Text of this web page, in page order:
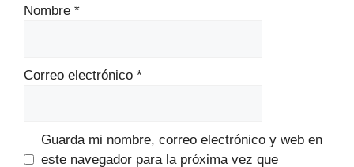
Nombre *
Correo electrónico *
Guarda mi nombre, correo electrónico y web en
este navegador para la próxima vez que